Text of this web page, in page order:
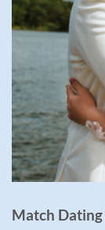
Match Dating